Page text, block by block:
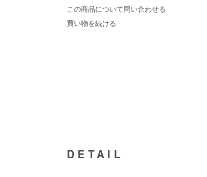
この商品について問い合わせる
買い物を続ける
DETAIL